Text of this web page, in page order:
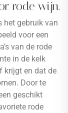
rode wijn.
het gebruik van
voor een
van de rode
in de kelk
krijgt en dat de
Door te
geschikt
rode